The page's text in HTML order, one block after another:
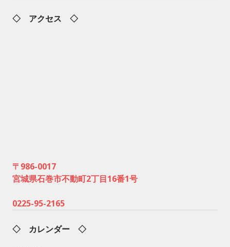
◇ アクセス ◇
〒986-0017
宮城県石巻市不動町2丁目16番1号
0225-95-2165
◇ カレンダー ◇